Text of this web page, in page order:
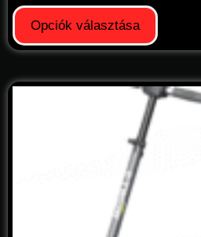
Opciók választása